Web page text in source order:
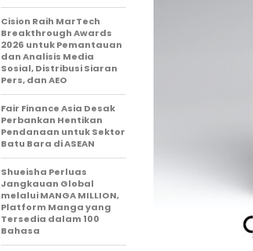
Cision Raih MarTech
Breakthrough Awards
2026 untuk Pemantauan
dan Analisis Media
Sosial, Distribusi Siaran
Pers, dan AEO
Fair Finance Asia Desak
Perbankan Hentikan
Pendanaan untuk Sektor
Batu Bara di ASEAN
Shueisha Perluas
Jangkauan Global
melalui MANGA MILLION,
Platform Manga yang
Tersedia dalam 100
Bahasa